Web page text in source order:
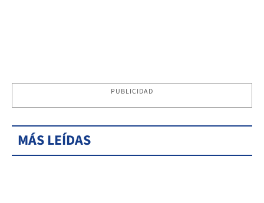
PUBLICIDAD
MÁS LEÍDAS